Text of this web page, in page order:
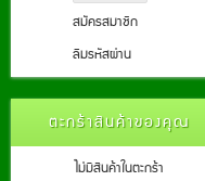
สมัครสมาชิก
ลืมรหัสผ่าน
ตะกร้าสินค้าของคุณ
ไม่มีสินค้าในตะกร้า